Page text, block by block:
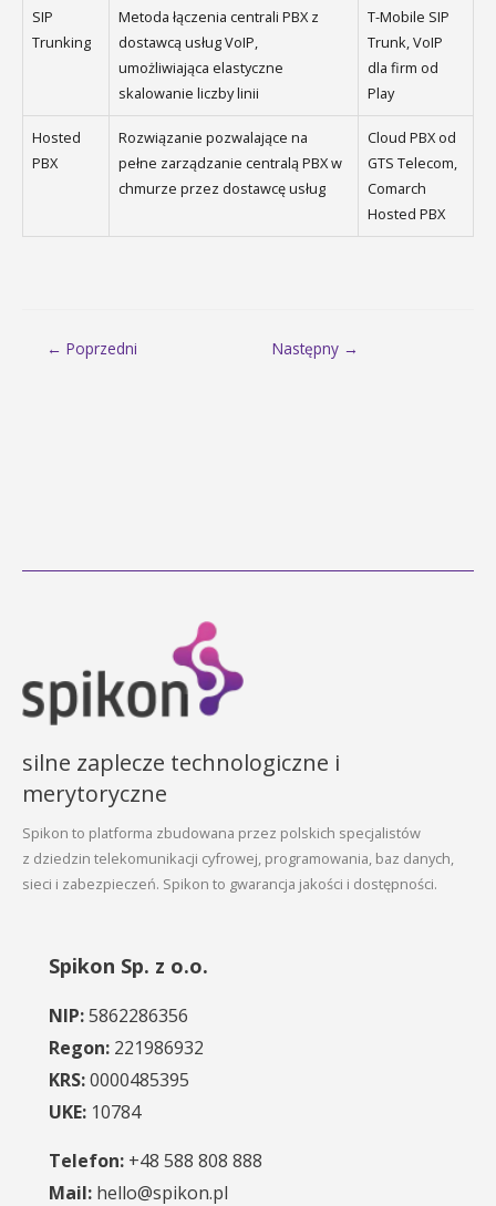
SIP
Trunking
Metoda łączenia centrali PBX z
dostawcą usług VoIP,
umożliwiająca elastyczne
skalowanie liczby linii
T-Mobile SIP
Trunk, VoIP
dla firm od
Play
Hosted
PBX
Rozwiązanie pozwalające na
pełne zarządzanie centralą PBX w
chmurze przez dostawcę usług
Cloud PBX od
GTS Telecom,
Comarch
Hosted PBX
Nawigacja
← Poprzedni Następny →
silne zaplecze technologiczne i
merytoryczne
Spikon to platforma zbudowana przez polskich specjalistów
z dziedzin telekomunikacji cyfrowej, programowania, baz danych,
sieci i zabezpieczeń. Spikon to gwarancja jakości i dostępności.
Spikon Sp. z o.o.
NIP:5862286356
Regon: 221986932
KRS:0000485395
UKE: 10784
Telefon: +48 588 808 888
Mail: hello@spikon.pl